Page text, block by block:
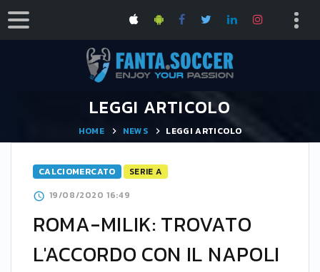
LEGGI ARTICOLO
HOME NEWS LEGGI ARTICOLO
CALCIOMERCATO
SERIE A
19/08/2020 16:49
ROMA-MILIK: TROVATO
L'ACCORDO CON IL NAPOLI